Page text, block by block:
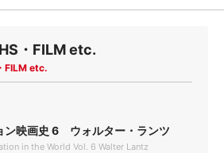
・FILM etc.
FILM etc.
ン映画史 6 ウォルター・ランツ
in the World Vol. 6 Walter Lantz